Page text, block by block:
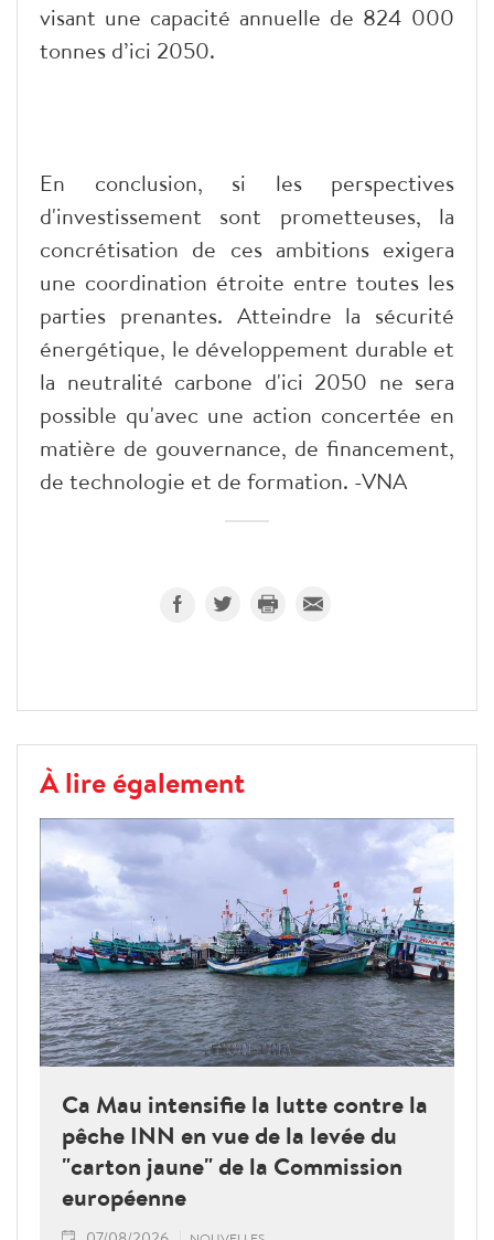
visant une capacité annuelle de 824 000
tonnes d’ici 2050.
En conclusion, si les perspectives
d'investissement sont prometteuses, la
concrétisation de ces ambitions exigera
une coordination étroite entre toutes les
parties prenantes. Atteindre la sécurité
énergétique, le développement durable et
la neutralité carbone d'ici 2050 ne sera
possible qu'avec une action concertée en
matière de gouvernance, de financement,
de technologie et de formation. -VNA
À lire également
Ca Mau intensifie la lutte contre la
pêche INN en vue de la levée du
"carton jaune" de la Commission
européenne